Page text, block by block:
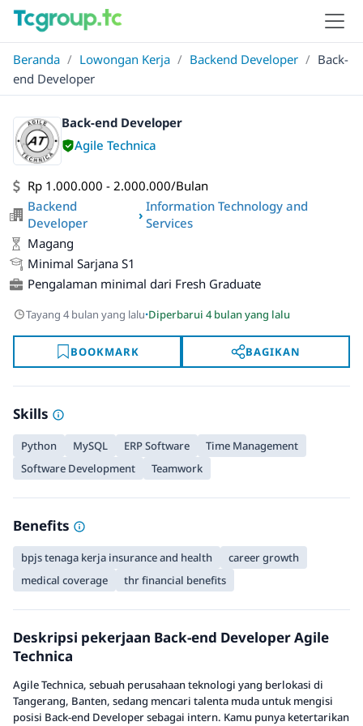
Beranda / Lowongan Kerja / Backend Developer / Back-
end Developer
Back-end Developer
Agile Technica
Rp 1.000.000 - 2.000.000/Bulan
Backend
Developer
›
Information Technology and
Services
Magang
Minimal Sarjana S1
Pengalaman minimal dari Fresh Graduate
Tayang 4 bulan yang lalu·Diperbarui 4 bulan yang lalu
BOOKMARK BAGIKAN
Skills
Python MySQL ERP Software
Time Management
Software Development
Teamwork
Benefits
bpjs tenaga kerja insurance and health
career growth
medical coverage
thr financial benefits
Deskripsi pekerjaan Back-end Developer Agile
Technica
Agile Technica, sebuah perusahaan teknologi yang berlokasi di
Tangerang, Banten, sedang mencari talenta muda untuk mengisi
posisi Back-end Developer sebagai intern. Kamu punya ketertarikan